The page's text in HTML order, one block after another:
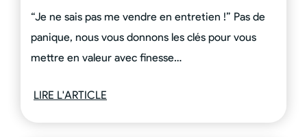
“Je ne sais pas me vendre en entretien !” Pas de
panique, nous vous donnons les clés pour vous
mettre en valeur avec finesse…
LIRE L'ARTICLE